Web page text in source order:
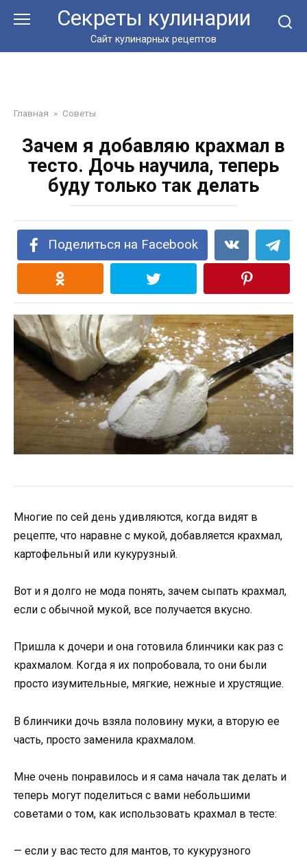
Секреты кулинарии
Сайт кулинарных рецептов
Главная » Советы
Зачем я добавляю крахмал в
тесто. Дочь научила, теперь
буду только так делать
Поделиться на Facebook
Многие по сей день удивляются, когда видят в
рецепте, что наравне с мукой, добавляется крахмал,
картофельный или кукурузный.
Вот и я долго не мода понять, зачем сыпать крахмал,
если с обычной мукой, все получается вкусно.
Пришла к дочери и она готовила блинчики как раз с
крахмалом. Когда я их попробовала, то они были
просто изумительные, мягкие, нежные и хрустящие.
В блинчики дочь взяла половину муки, а вторую ее
часть, просто заменила крахмалом.
Мне очень понравилось и я сама начала так делать и
теперь могут поделиться с вами небольшими
советами о том, как использовать крахмал в тесте:
— если у вас тесто для мантов, то кукурузного